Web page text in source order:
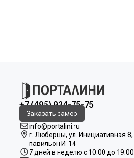
+7 (495) 924-75-75
Заказать замер
info@portalini.ru
г. Люберцы, ул. Инициативная 8,
павильон И-14
7 дней в неделю с 10:00 до 19:00